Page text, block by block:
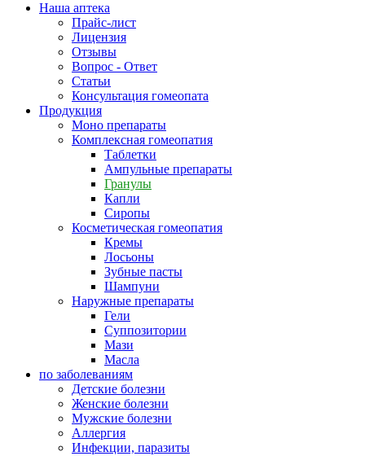
Наша аптека
Прайс-лист
Лицензия
Отзывы
Вопрос - Ответ
Статьи
Консультация гомеопата
Продукция
Моно препараты
Комплексная гомеопатия
Таблетки
Ампульные препараты
Гранулы
Капли
Сиропы
Косметическая гомеопатия
Кремы
Лосьоны
Зубные пасты
Шампуни
Наружные препараты
Гели
Суппозитории
Мази
Масла
по заболеваниям
Детские болезни
Женские болезни
Мужские болезни
Аллергия
Инфекции, паразиты